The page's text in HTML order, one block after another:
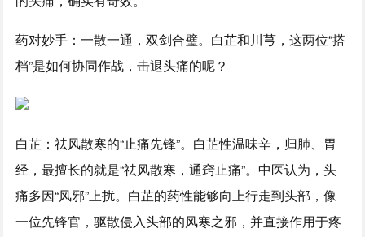
药对妙手：一散一通，双剑合璧。白芷和川芎，这两位“搭
档”是如何协同作战，击退头痛的呢？
白芷：祛风散寒的“止痛先锋”。白芷性温味辛，归肺、胃
经，最擅长的就是“祛风散寒，通窍止痛”。中医认为，头
痛多因“风邪”上扰。白芷的药性能够向上行走到头部，像
一位先锋官，驱散侵入头部的风寒之邪，并直接作用于疼